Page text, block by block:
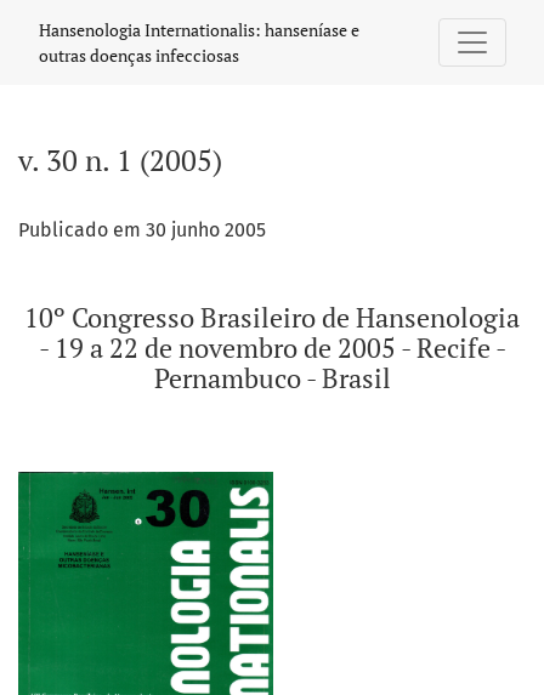
v. 30 n. 1 (2005): 10º Congresso Brasileiro de
Hansenologia Internationalis: hanseníase e
outras doenças infecciosas
v. 30 n. 1 (2005)
Publicado em 30 junho 2005
10º Congresso Brasileiro de Hansenologia
- 19 a 22 de novembro de 2005 - Recife -
Pernambuco - Brasil